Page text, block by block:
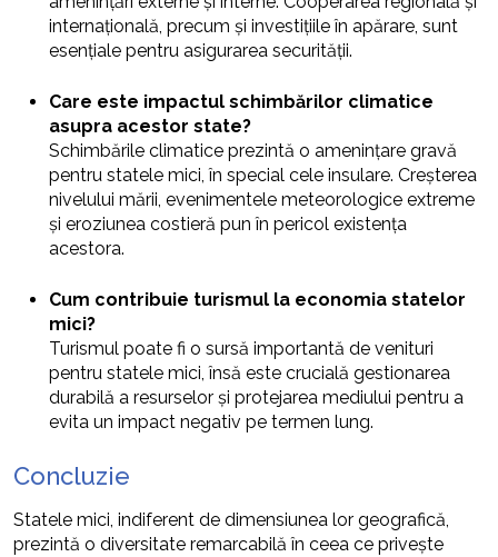
internațională, precum și investițiile în apărare, sunt
esențiale pentru asigurarea securității.
Care este impactul schimbărilor climatice
asupra acestor state?
Schimbările climatice prezintă o amenințare gravă
pentru statele mici, în special cele insulare. Creșterea
nivelului mării, evenimentele meteorologice extreme
și eroziunea costieră pun în pericol existența
acestora.
Cum contribuie turismul la economia statelor
mici?
Turismul poate fi o sursă importantă de venituri
pentru statele mici, însă este crucială gestionarea
durabilă a resurselor și protejarea mediului pentru a
evita un impact negativ pe termen lung.
Concluzie
Statele mici, indiferent de dimensiunea lor geografică,
prezintă o diversitate remarcabilă în ceea ce privește